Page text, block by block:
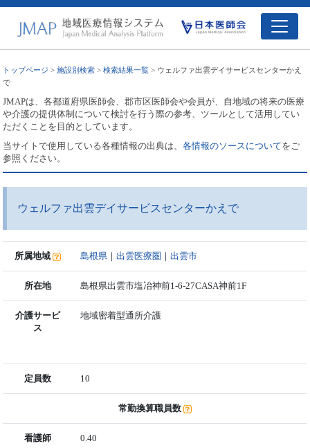
トップページ >施設別検索 >検索結果一覧 > ウェルファ出雲デイサービスセンターかえ
で
JMAPは、各都道府県医師会、郡市区医師会や会員が、自地域の将来の医療
や介護の提供体制について検討を行う際の参考、ツールとして活用してい
ただくことを目的としています。
当サイトで使用している各種情報の出典は、各情報のソースについてをご
参照ください。
ウェルファ出雲デイサービスセンターかえで
所属地域 島根県 ｜出雲医療圏 ｜出雲市
所在地 島根県出雲市塩冶神前1-6-27CASA神前1F
介護サービ
ス
地域密着型通所介護
定員数 10
常勤換算職員数
看護師 0.40